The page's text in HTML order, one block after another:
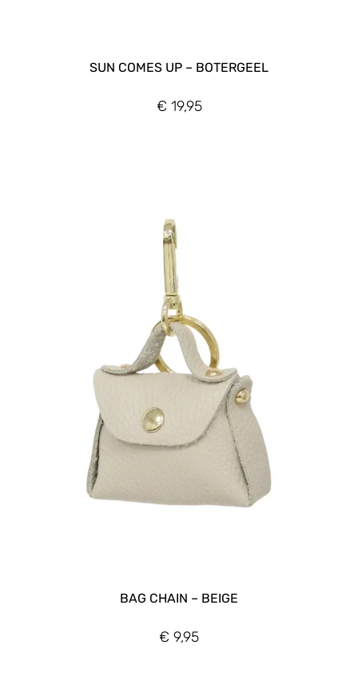
SUN COMES UP – BOTERGEEL
€ 19,95
BAG CHAIN – BEIGE
€ 9,95